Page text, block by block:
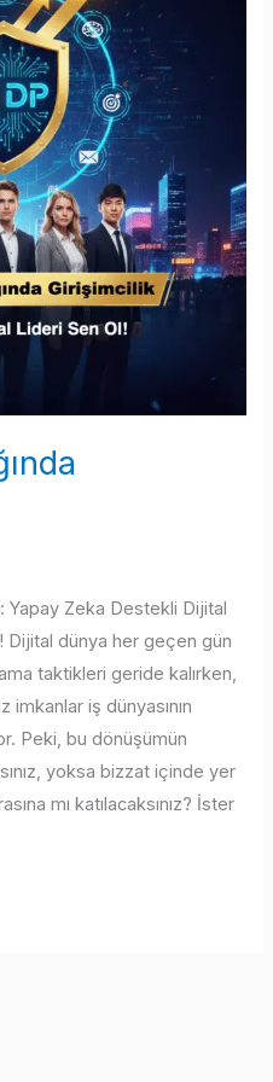
Yapay Zeka Destekli Dijital
Dijital dünya her geçen gün
taktikleri geride kalırken,
imkanlar iş dünyasının
Peki, bu dönüşümün
yoksa bizzat içinde yer
mı katılacaksınız? İster